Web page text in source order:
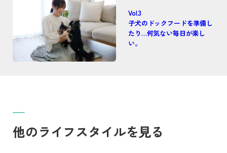
Vol.3
子犬のドックフードを準備し
たり…何気ない毎日が楽し
い。
他のライフスタイルを見る